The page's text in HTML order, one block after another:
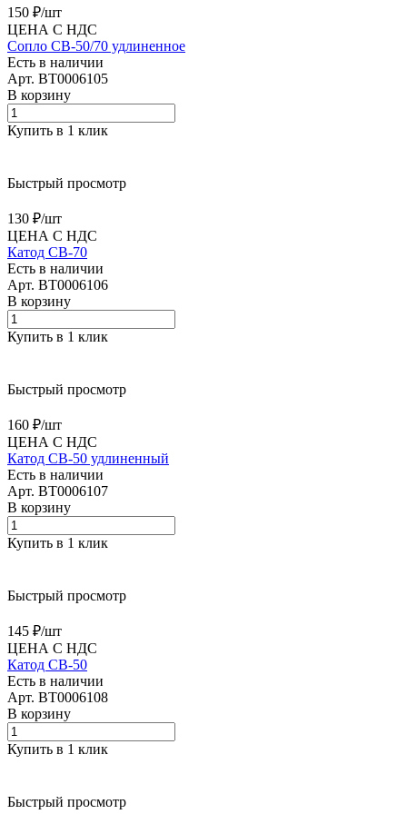
150 ₽/шт
ЦЕНА С НДС
Сопло CB-50/70 удлиненное
Есть в наличии
Арт. BT0006105
В корзину
Купить в 1 клик
Быстрый просмотр
130 ₽/шт
ЦЕНА С НДС
Катод CB-70
Есть в наличии
Арт. BT0006106
В корзину
Купить в 1 клик
Быстрый просмотр
160 ₽/шт
ЦЕНА С НДС
Катод CB-50 удлиненный
Есть в наличии
Арт. BT0006107
В корзину
Купить в 1 клик
Быстрый просмотр
145 ₽/шт
ЦЕНА С НДС
Катод CB-50
Есть в наличии
Арт. BT0006108
В корзину
Купить в 1 клик
Быстрый просмотр